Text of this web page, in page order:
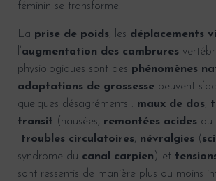
féminin se transforme.
La prise de poids, les déplacements
augmentation des cambrures
physiologiques sont des phénomènes
adaptations de grossesse peuvent
quelques désagréments : maux de dos,
transit (nausées, remontées acides ou
troubles circulatoires, névralgies (
syndrome du canal carpien ) et
sont ressentis de manière plus ou moins